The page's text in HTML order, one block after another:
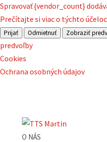
Spravovať {vendor_count}
Prečítajte si viac o týchto
Prijať Odmietnuť Zobraziť
predvoľby
Cookies
Ochrana osobných údajov
O NÁS